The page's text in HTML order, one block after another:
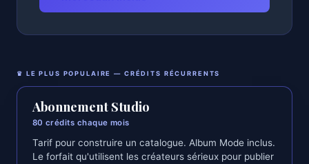
♛ LE PLUS POPULAIRE — CRÉDITS RÉCURRENTS
Abonnement Studio
80 crédits chaque mois
Tarif pour construire un catalogue. Album Mode inclus.
Le forfait qu'utilisent les créateurs sérieux pour publier